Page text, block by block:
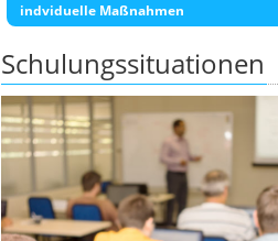
indviduelle Maßnahmen
Schulungssituationen